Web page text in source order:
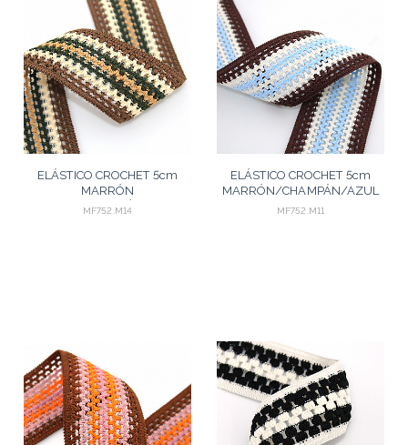
ELÁSTICO CROCHET 5cm
MARRÓN
MEDIO/MELOCOTÓN/VERDE/BEIGE
MF752.M14
ELÁSTICO CROCHET 5cm
MARRÓN/CHAMPÁN/AZUL
CELESTE 25m
MF752.M11